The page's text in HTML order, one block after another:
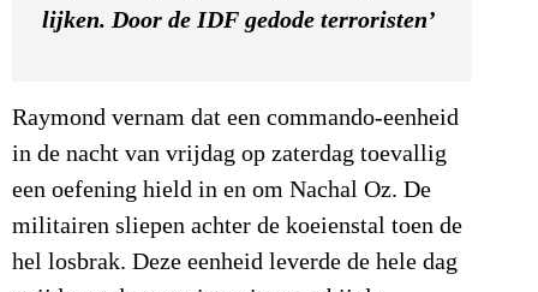
lijken. Door de IDF gedode terroristen’
Raymond vernam dat een commando-eenheid
in de nacht van vrijdag op zaterdag toevallig
een oefening hield in en om Nachal Oz. De
militairen sliepen achter de koeienstal toen de
hel losbrak. Deze eenheid leverde de hele dag